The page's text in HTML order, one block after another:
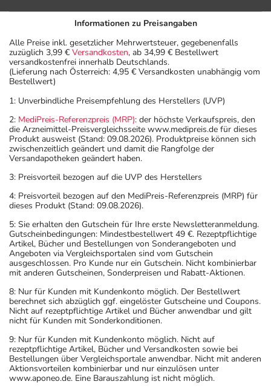
Informationen zu Preisangaben
Alle Preise inkl. gesetzlicher Mehrwertsteuer, gegebenenfalls
zuzüglich 3,99 € Versandkosten, ab 34,99 € Bestellwert
versandkostenfrei innerhalb Deutschlands.
(Lieferung nach Österreich: 4,95 € Versandkosten unabhängig vom
Bestellwert)
1: Unverbindliche Preisempfehlung des Herstellers (UVP)
2: MediPreis-Referenzpreis (MRP): der höchste Verkaufspreis, den
die Arzneimittel-Preisvergleichsseite www.medipreis.de für dieses
Produkt ausweist (Stand: 09.08.2026). Produktpreise können sich
zwischenzeitlich geändert und damit die Rangfolge der
Versandapotheken geändert haben.
3: Preisvorteil bezogen auf die UVP des Herstellers
4: Preisvorteil bezogen auf den MediPreis-Referenzpreis (MRP) für
dieses Produkt (Stand: 09.08.2026).
5: Sie erhalten den Gutschein für Ihre erste Newsletteranmeldung.
Gutscheinbedingungen: Mindestbestellwert 49 €. Rezeptpflichtige
Artikel, Bücher und Bestellungen von Sonderangeboten und
Angeboten via Vergleichsportalen sind vom Gutschein
ausgeschlossen. Pro Kunde nur ein Gutschein. Nicht kombinierbar
mit anderen Gutscheinen, Sonderpreisen und Rabatt-Aktionen.
8: Nur für Kunden mit Kundenkonto möglich. Der Bestellwert
berechnet sich abzüglich ggf. eingelöster Gutscheine und Coupons.
Nicht auf rezeptpflichtige Artikel und Bücher anwendbar und gilt
nicht für Kunden mit Sonderkonditionen.
9: Nur für Kunden mit Kundenkonto möglich. Nicht auf
rezeptpflichtige Artikel, Bücher und Versandkosten sowie bei
Bestellungen über Vergleichsportale anwendbar. Nicht mit anderen
Aktionsvorteilen kombinierbar und nur einzulösen unter
www.aponeo.de. Eine Barauszahlung ist nicht möglich.